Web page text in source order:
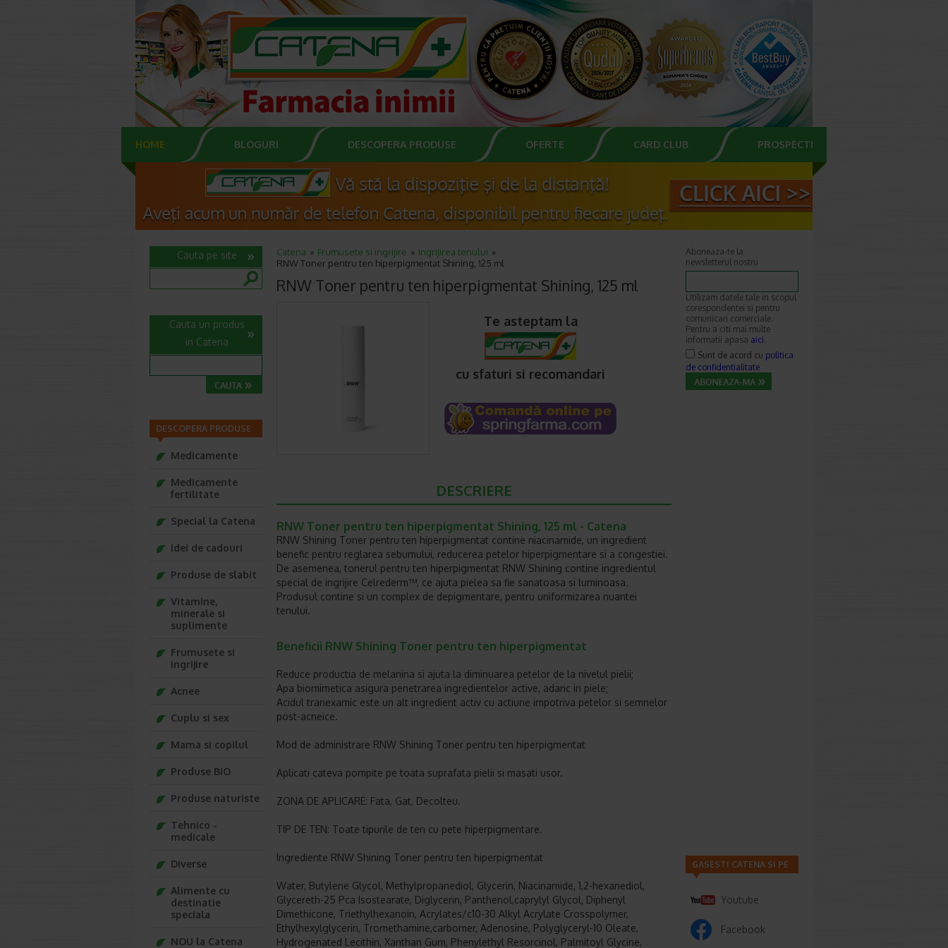
HOME BLOGURI DESCOPERA PRODUSE OFERTE CARD CLUB PROSPECTE
Catena Frumusete si ingrijire
Ingrijirea tenului
RNW Toner pentru ten hiperpigmentat Shining, 125 ml
RNW Toner pentru ten hiperpigmentat Shining, 125 ml
Te asteptam la
cu sfaturi si recomandari
DESCRIERE
RNW Toner pentru ten hiperpigmentat Shining, 125 ml - Catena
RNW Shining Toner pentru ten hiperpigmentat contine niacinamide, un ingredient
benefic pentru reglarea sebumului, reducerea petelor hiperpigmentare si a congestiei.
De asemenea, tonerul pentru ten hiperpigmentat RNW Shining contine ingredientul
special de ingrijire Celrederm™, ce ajuta pielea sa fie sanatoasa si luminoasa.
Produsul contine si un complex de depigmentare, pentru uniformizarea nuantei
tenului.
Beneficii RNW Shining Toner pentru ten hiperpigmentat
Reduce productia de melanina si ajuta la diminuarea petelor de la nivelul pielii;
Apa biomimetica asigura penetrarea ingredientelor active, adanc in piele;
Acidul tranexamic este un alt ingredient activ cu actiune impotriva petelor si semnelor
post-acneice.
Mod de administrare RNW Shining Toner pentru ten hiperpigmentat
Aplicati cateva pompite pe toata suprafata pielii si masati usor.
ZONA DE APLICARE: Fata, Gat, Decolteu.
TIP DE TEN: Toate tipurile de ten cu pete hiperpigmentare.
Ingrediente RNW Shining Toner pentru ten hiperpigmentat
Water, Butylene Glycol, Methylpropanediol, Glycerin, Niacinamide, 1,2-hexanediol,
Glycereth-25 Pca Isostearate, Diglycerin, Panthenol,caprylyl Glycol, Diphenyl
Dimethicone, Triethylhexanoin, Acrylates/c10-30 Alkyl Acrylate Crosspolymer,
Ethylhexylglycerin, Tromethamine,carbomer, Adenosine, Polyglyceryl-10 Oleate,
Hydrogenated Lecithin, Xanthan Gum, Phenylethyl Resorcinol, Palmitoyl Glycine,
Cauta pe site
Cauta un produs
in Catena
DESCOPERA PRODUSE
Medicamente
Medicamente
fertilitate
Special la Catena
Idei de cadouri
Produse de slabit
Vitamine,
minerale si
suplimente
Frumusete si
ingrijire
Acnee
Cuplu si sex
Mama si copilul
Produse BIO
Produse naturiste
Tehnico -
medicale
Diverse
Alimente cu
destinatie
speciala
NOU la Catena
Aboneaza-te la
newsletterul nostru
Utilizam datele tale in scopul
corespondentei si pentru
comunicari comerciale.
Pentru a citi mai multe
informatii apasa aici.
Sunt de acord cu politica
de confidentialitate
GASESTI CATENA SI PE
Youtube
Facebook